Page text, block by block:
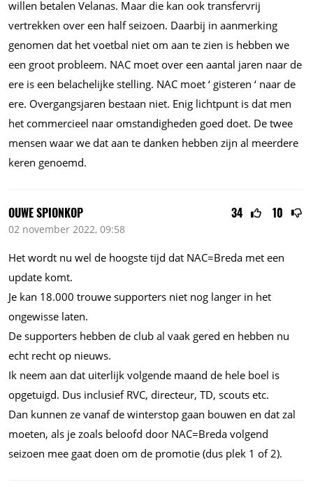
willen betalen Velanas. Maar die kan ook transfervrij
vertrekken over een half seizoen. Daarbij in aanmerking
genomen dat het voetbal niet om aan te zien is hebben we
een groot probleem. NAC moet over een aantal jaren naar de
ere is een belachelijke stelling. NAC moet ‘ gisteren ‘ naar de
ere. Overgangsjaren bestaan niet. Enig lichtpunt is dat men
het commercieel naar omstandigheden goed doet. De twee
mensen waar we dat aan te danken hebben zijn al meerdere
keren genoemd.
34 10
OUWE SPIONKOP
02 november 2022, 09:58
Het wordt nu wel de hoogste tijd dat NAC=Breda met een
update komt.
Je kan 18.000 trouwe supporters niet nog langer in het
ongewisse laten.
De supporters hebben de club al vaak gered en hebben nu
echt recht op nieuws.
Ik neem aan dat uiterlijk volgende maand de hele boel is
opgetuigd. Dus inclusief RVC, directeur, TD, scouts etc.
Dan kunnen ze vanaf de winterstop gaan bouwen en dat zal
moeten, als je zoals beloofd door NAC=Breda volgend
seizoen mee gaat doen om de promotie (dus plek 1 of 2).